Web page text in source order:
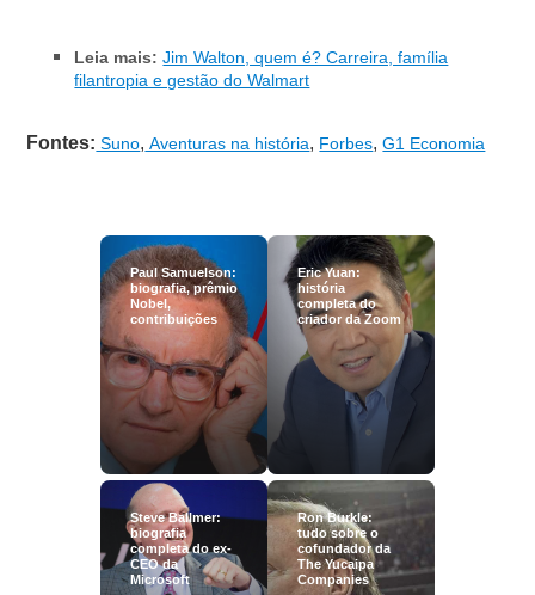
Leia mais:Jim Walton, quem é? Carreira, família
filantropia e gestão do Walmart
Fontes: Suno, Aventuras na história, Forbes,G1 Economia
Paul Samuelson:
biografia, prêmio
Nobel,
contribuições
Eric Yuan:
história
completa do
criador da Zoom
Steve Ballmer:
biografia
completa do ex-
CEO da
Microsoft
Ron Burkle:
tudo sobre o
cofundador da
The Yucaipa
Companies